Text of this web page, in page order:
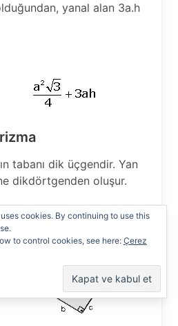
yanal alan 3a.h
tabanı dik üçgendir. Yan
dikdörtgenden oluşur.
cookies. By continuing to use this
to control cookies, see here: Çerez